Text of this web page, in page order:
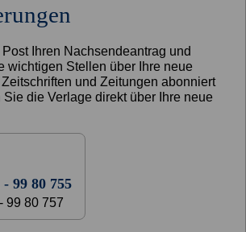
Ihren Nachsendeantrag und
wichtigen Stellen über Ihre neue
und Zeitungen abonniert
Sie die Verlage direkt über Ihre neue
- 99 80 755
99 80 757